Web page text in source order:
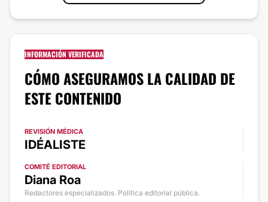
INFORMACIÓN VERIFICADA
CÓMO ASEGURAMOS LA CALIDAD DE
ESTE CONTENIDO
REVISIÓN MÉDICA
IDÉALISTE
COMITÉ EDITORIAL
Diana Roa
Redactores especializados. Política editorial pública.